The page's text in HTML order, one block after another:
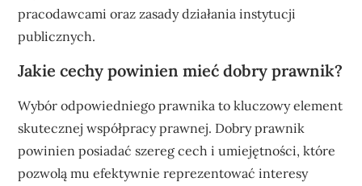
pracodawcami oraz zasady działania instytucji
publicznych.
Jakie cechy powinien mieć dobry prawnik?
Wybór odpowiedniego prawnika to kluczowy element
skutecznej współpracy prawnej. Dobry prawnik
powinien posiadać szereg cech i umiejętności, które
pozwolą mu efektywnie reprezentować interesy